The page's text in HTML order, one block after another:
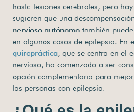
hasta lesiones cerebrales, pero
sugieren que una
nervioso autónomo también
en algunos casos de epilepsia. En
quiropráctica, que se centra en el
nervioso, ha comenzado a ser
opción complementaria para
las personas con epilepsia.